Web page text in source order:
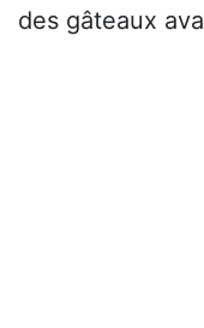
des gâteaux